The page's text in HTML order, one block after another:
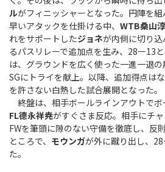
ルがフィニッシャーとなった。円陣を
早いアタックを仕掛ける中、 WTB桑山
れをサポートしたジョネが内側に切り
るパスリレーで追加点を生み、28ー13
は、グラウンドを広く使った一進一退
SGにトライを献上。以降、追加得点は
を許さない白熱した試合展開となった。
終盤は、相手ボールラインアウトで
FL德永祥尭がすぐさま反応。相手にチャ
FWを筆頭に隙のない守備を徹底し、反
ところで、 モウンガが外に蹴り出し、
た。